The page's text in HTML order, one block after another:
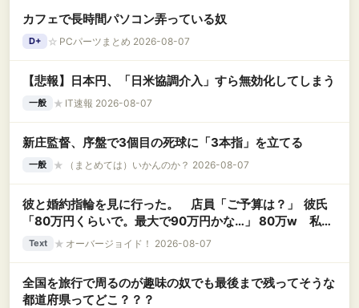
カフェで長時間パソコン弄っている奴
D+ ☆ PCパーツまとめ 2026-08-07
【悲報】日本円、「日米協調介入」すら無効化してしまう
一般 ★ IT速報 2026-08-07
新庄監督、序盤で3個目の死球に「3本指」を立てる
一般 ★ （まとめては）いかんのか？ 2026-08-07
彼と婚約指輪を見に行った。 店員「ご予算は？」 彼氏
「80万円くらいで。最大で90万円かな…」 80万w 私の
価値は80万かwww なんか悔しい………負け組って感じ
Text ★ オーバージョイド！ 2026-08-07
全国を旅行で周るのが趣味の奴でも最後まで残ってそうな
都道府県ってどこ？？？